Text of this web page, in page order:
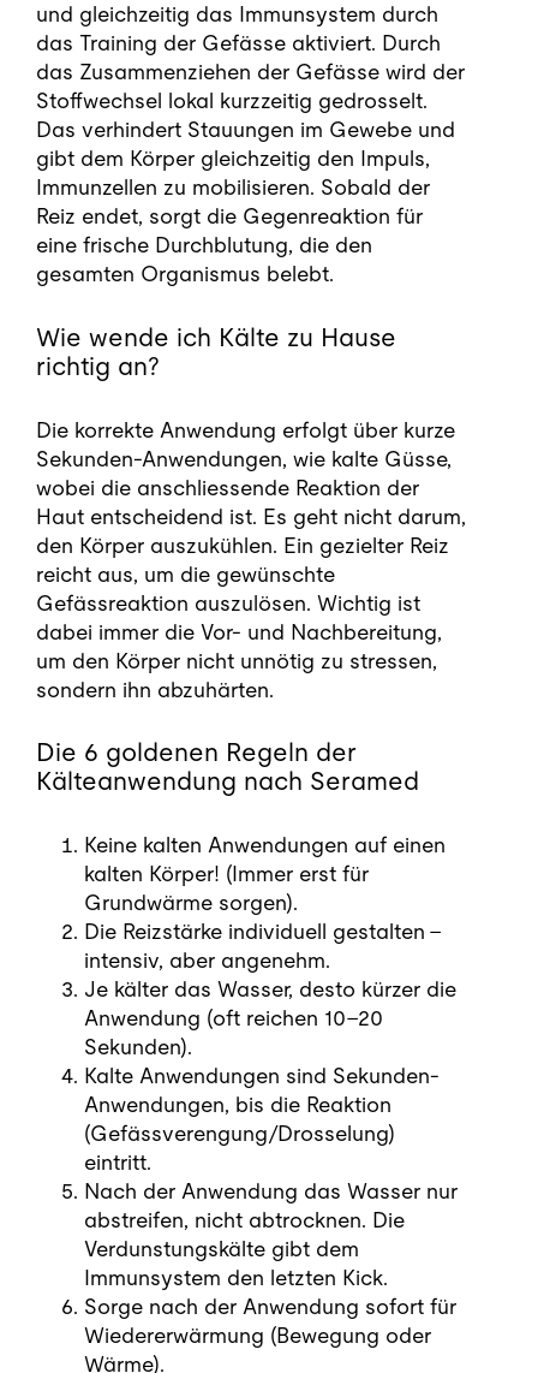
und gleichzeitig das Immunsystem durch
das Training der Gefässe aktiviert. Durch
das Zusammenziehen der Gefässe wird der
Stoffwechsel lokal kurzzeitig gedrosselt.
Das verhindert Stauungen im Gewebe und
gibt dem Körper gleichzeitig den Impuls,
Immunzellen zu mobilisieren. Sobald der
Reiz endet, sorgt die Gegenreaktion für
eine frische Durchblutung, die den
gesamten Organismus belebt.
Wie wende ich Kälte zu Hause
richtig an?
Die korrekte Anwendung erfolgt über kurze
Sekunden-Anwendungen, wie kalte Güsse,
wobei die anschliessende Reaktion der
Haut entscheidend ist. Es geht nicht darum,
den Körper auszukühlen. Ein gezielter Reiz
reicht aus, um die gewünschte
Gefässreaktion auszulösen. Wichtig ist
dabei immer die Vor- und Nachbereitung,
um den Körper nicht unnötig zu stressen,
sondern ihn abzuhärten.
Die 6 goldenen Regeln der
Kälteanwendung nach Seramed
Keine kalten Anwendungen auf einen
kalten Körper! (Immer erst für
Grundwärme sorgen).
Die Reizstärke individuell gestalten –
intensiv, aber angenehm.
Je kälter das Wasser, desto kürzer die
Anwendung (oft reichen 10–20
Sekunden).
Kalte Anwendungen sind Sekunden-
Anwendungen, bis die Reaktion
(Gefässverengung/Drosselung)
eintritt.
Nach der Anwendung das Wasser nur
abstreifen, nicht abtrocknen. Die
Verdunstungskälte gibt dem
Immunsystem den letzten Kick.
Sorge nach der Anwendung sofort für
Wiedererwärmung (Bewegung oder
Wärme).